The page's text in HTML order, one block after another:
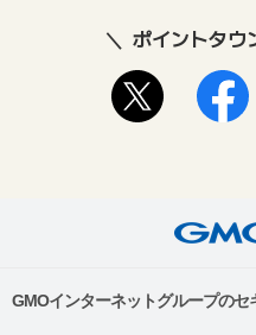
ポイントタウ
GMOインターネットグループのセ